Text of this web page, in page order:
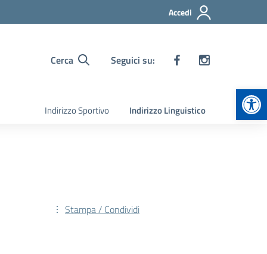
Accedi
Cerca Seguici su:
Indirizzo Sportivo Indirizzo Linguistico
Stampa / Condividi